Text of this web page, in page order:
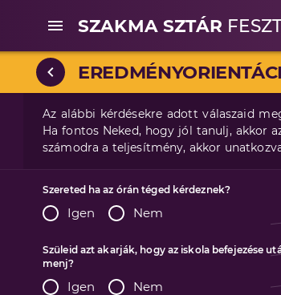
SZAKMA SZTÁR
Az alábbi kérdésekre adott válaszaid
Ha fontos Neked, hogy jól tanulj, akkor
számodra a teljesítmény, akkor
Szereted ha az órán téged kérdeznek?
Igen Nem
Szüleid azt akarják, hogy az iskola befejezése
menj?
Igen Nem